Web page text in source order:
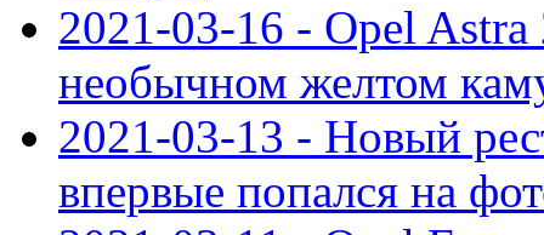
2021-03-16 - Opel Astra
необычном желтом
2021-03-13 - Новый
впервые попался на